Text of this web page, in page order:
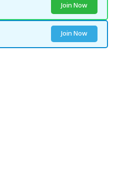
Join Now
Join Now